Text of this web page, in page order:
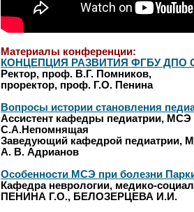
Материалы конференции:
КОНЦЕПЦИЯ РАЗВИТИЯ ФГБУ ДПО
Ректор, проф. В.Г. Помников,
проректор, проф. Г.О. Пенина
Вопросы истории становления
Ассистент кафедры педиатрии,
С.А.Непомнящая
Заведующий кафедрой педиатрии,
А. В. Адрианов
Особенности МСЭ при болезни
Кафедра неврологии, медико-
ПЕНИНА Г.О., БЕЛОЗЕРЦЕВА И.И.